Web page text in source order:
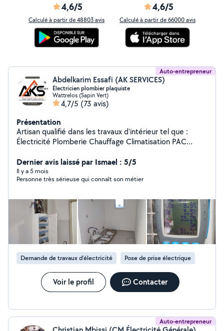
4,6/5
Calculé à partir de 48803 avis
4,6/5
Calculé à partir de 66000 avis
Auto-entrepreneur
Abdelkarim Essafi (AK SERVICES)
Électricien plombier plaquiste
Wattrelos (Sapin Vert)
4,7/5 (73 avis)
Présentation
Artisan qualifié dans les travaux d'intérieur tel que :
Électricité Plomberie Chauffage Climatisation PAC
enduits et finition Peinture. Je reste joignable N'hesitez
pas a me contacter directement
Dernier avis laissé par Ismael : 5/5
Il y a 5 mois
Personne très sérieuse qui connaît son métier
Demande de travaux d’électricité Pose de prise électrique
Voir le profil Contacter
Auto-entrepreneur